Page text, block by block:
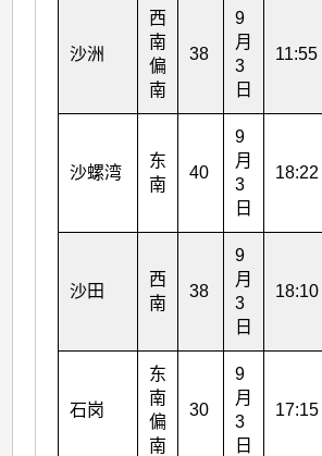
沙洲
西
南
偏
南
38
9
月
3
日
11:55
沙螺湾
东
南
40
9
月
3
日
18:22
沙田
西
南
38
9
月
3
日
18:10
石岗
东
南
偏
南
30
9
月
3
日
17:15